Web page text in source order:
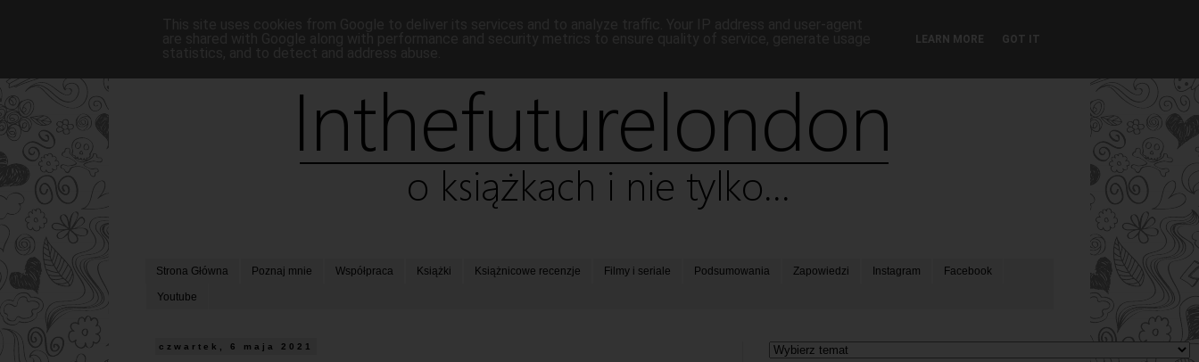
Strona Główna Poznaj mnie Współpraca Książki Książnicowe recenzje Filmy i seriale Podsumowania Zapowiedzi Instagram Facebook
Youtube
czwartek, 6 maja 2021
LEARN MORE GOT IT